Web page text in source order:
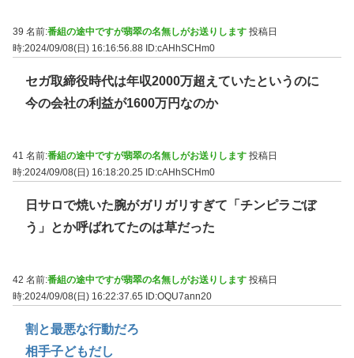
39 名前:番組の途中ですが翡翠の名無しがお送りします 投稿日
時:2024/09/08(日) 16:16:56.88 ID:cAHhSCHm0
セガ取締役時代は年収2000万超えていたというのに
今の会社の利益が1600万円なのか
41 名前:番組の途中ですが翡翠の名無しがお送りします 投稿日
時:2024/09/08(日) 16:18:20.25
ID:cAHhSCHm0
日サロで焼いた腕がガリガリすぎて「チンピラごぼ
う」とか呼ばれてたのは草だった
42 名前:番組の途中ですが翡翠の名無しがお送りします 投稿日
時:2024/09/08(日) 16:22:37.65 ID:OQU7ann20
割と最悪な行動だろ
相手子どもだし